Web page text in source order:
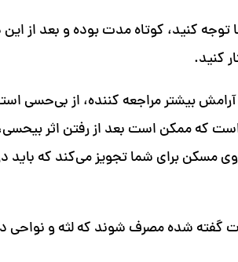
توجه کنید، کوتاه مدت بوده و بعد از این
کنید.
بیشتر مراجعه کننده، از بی‌حسی
که ممکن است بعد از رفتن اثر
مسکن برای شما تجویز می‌کند که باید
گفته شده مصرف شوند که لثه و نواحی